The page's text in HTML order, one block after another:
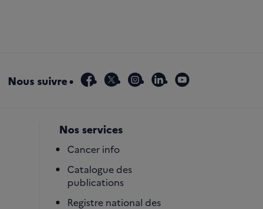
Nous suivre facebook
x instagram
linkedinyoutube
Nos services
Cancer info
Catalogue des
publications
Registre national des